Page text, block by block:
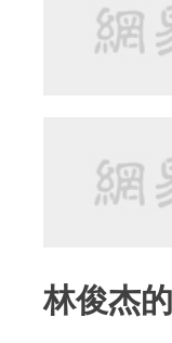
林俊杰